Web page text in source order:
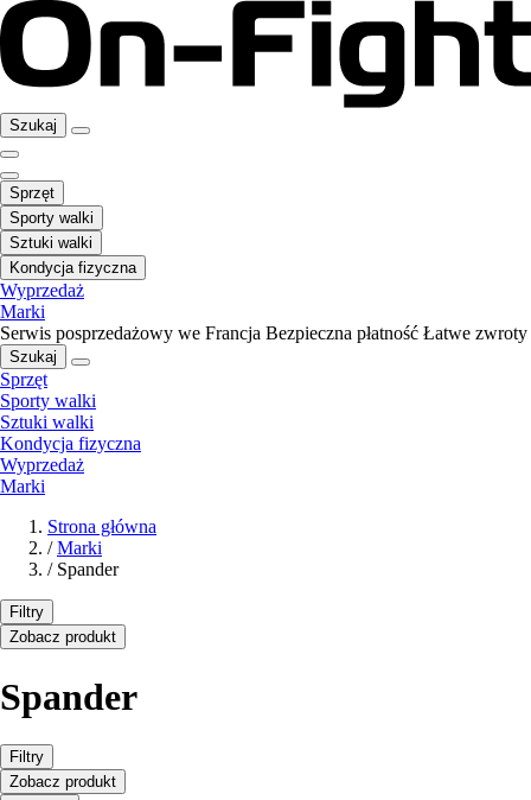
Szukaj
Sprzęt
Sporty walki
Sztuki walki
Kondycja fizyczna
Wyprzedaż
Marki
Serwis posprzedażowy we Francja Bezpieczna płatność Łatwe zwroty
Szukaj
Sprzęt
Sporty walki
Sztuki walki
Kondycja fizyczna
Wyprzedaż
Marki
Strona główna
/ Marki
/ Spander
Filtry
Zobacz produkt
Spander
Filtry
Zobacz produkt